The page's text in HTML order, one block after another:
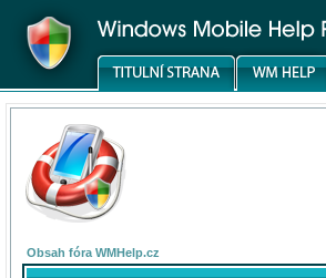
Obsah fóra WMHelp.cz